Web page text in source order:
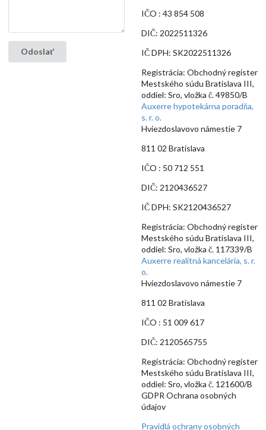
Odoslať
IČO : 43 854 508
DIČ: 2022511326
IČ DPH: SK2022511326
Registrácia: Obchodný register
Mestského súdu Bratislava III,
oddiel: Sro, vložka č. 49850/B
Auxerre hypotekárna poradňa,
s. r. o.
Hviezdoslavovo námestie 7
811 02 Bratislava
IČO : 50 712 551
DIČ: 2120436527
IČ DPH: SK2120436527
Registrácia: Obchodný register
Mestského súdu Bratislava III,
oddiel: Sro, vložka č. 117339/B
Auxerre realitná kancelária, s. r.
o.
Hviezdoslavovo námestie 7
811 02 Bratislava
IČO : 51 009 617
DIČ: 2120565755
Registrácia: Obchodný register
Mestského súdu Bratislava III,
oddiel: Sro, vložka č. 121600/B
GDPR Ochrana osobných
údajov
Pravidlá ochrany osobných